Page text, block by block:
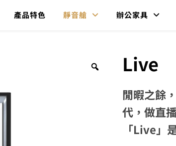
產品特色 靜音艙 辦公家具
Live
閒暇之餘
代，做直
「Live」